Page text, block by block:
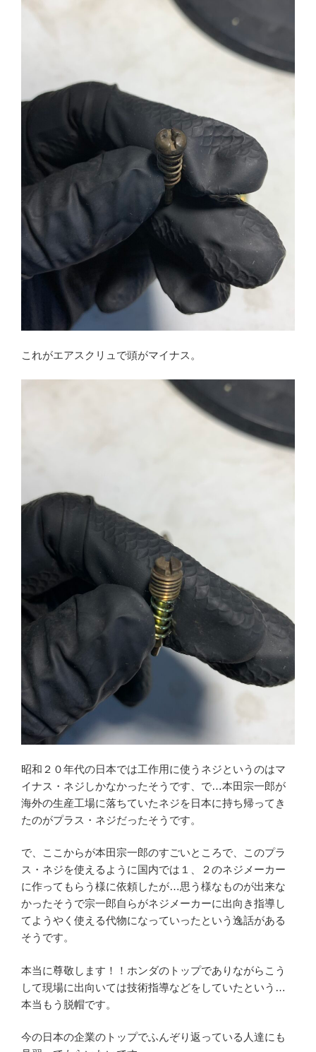
これがエアスクリュで頭がマイナス。
昭和２０年代の日本では工作用に使うネジというのはマ
イナス・ネジしかなかったそうです、で…本田宗一郎が
海外の生産工場に落ちていたネジを日本に持ち帰ってき
たのがプラス・ネジだったそうです。
で、ここからが本田宗一郎のすごいところで、このプラ
ス・ネジを使えるように国内では１、２のネジメーカー
に作ってもらう様に依頼したが…思う様なものが出来な
かったそうで宗一郎自らがネジメーカーに出向き指導し
てようやく使える代物になっていったという逸話がある
そうです。
本当に尊敬します！！ホンダのトップでありながらこう
して現場に出向いては技術指導などをしていたという…
本当もう脱帽です。
今の日本の企業のトップでふんぞり返っている人達にも